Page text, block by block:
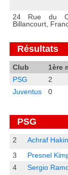
24 Rue du
Billancourt,
Résultats
Club 1ère
PSG
2
Juventus
0
PSG
2 Achraf
3
Presnel
4
Sergio